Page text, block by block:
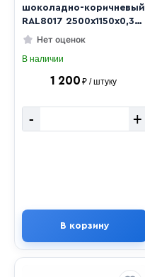
В наличии
шоколадно-коричневый
RAL8017 2500х1150х0,32
мм
Нет оценок
1 200 ₽ / штуку
- +
В корзину